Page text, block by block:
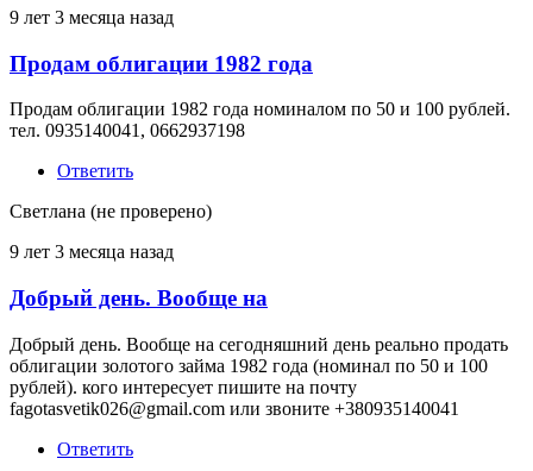
9 лет 3 месяца назад
Продам облигации 1982 года
Продам облигации 1982 года номиналом по 50 и 100 рублей.
тел. 0935140041, 0662937198
Ответить
Светлана (не проверено)
9 лет 3 месяца назад
Добрый день. Вообще на
Добрый день. Вообще на сегодняшний день реально продать
облигации золотого займа 1982 года (номинал по 50 и 100
рублей). кого интересует пишите на почту
fagotasvetik026@gmail.com или звоните +380935140041
Ответить